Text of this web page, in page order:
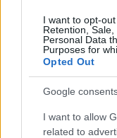
I want to opt-
Retention,
Personal Data
Purposes for
Opted Out
Google
I want to allow
related to